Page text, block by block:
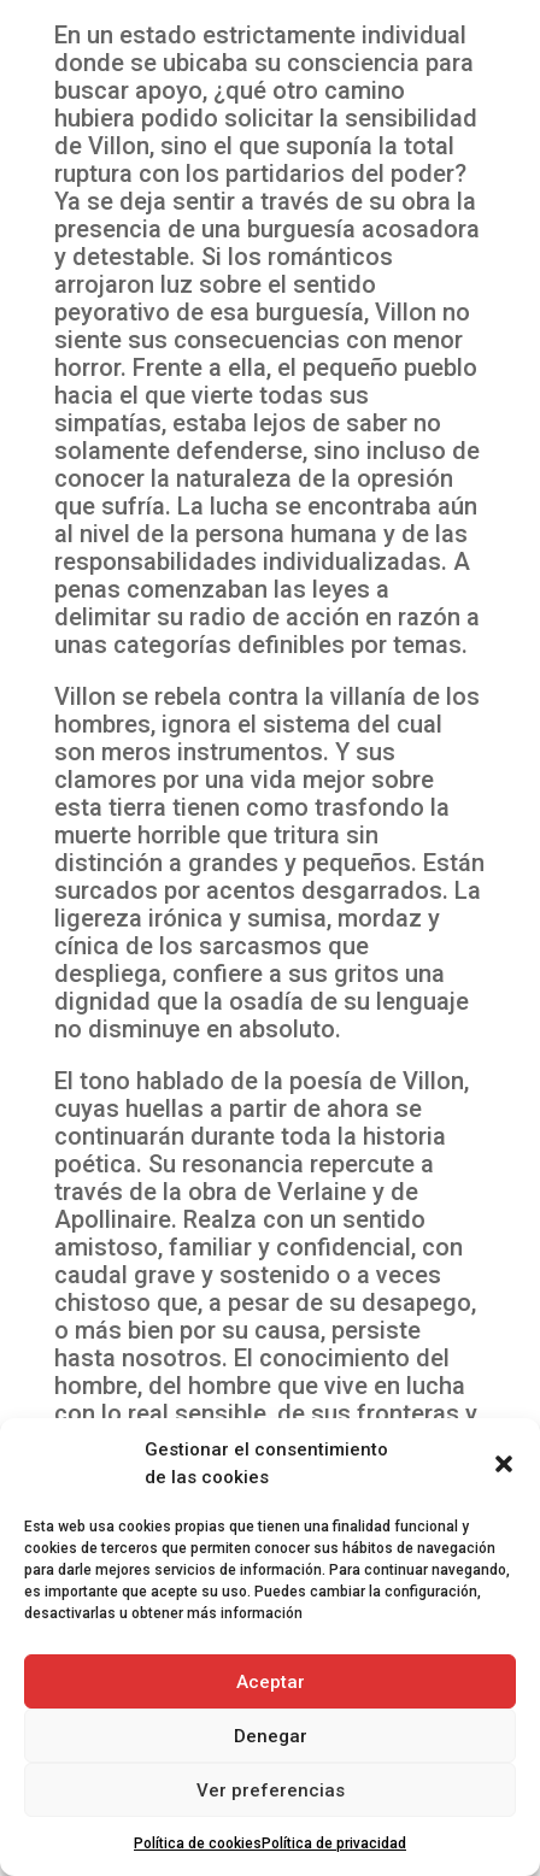
Gestionar el consentimiento
de las cookies
Esta web usa cookies propias que tienen una finalidad funcional y
cookies de terceros que permiten conocer sus hábitos de navegación
para darle mejores servicios de información. Para continuar navegando,
es importante que acepte su uso. Puedes cambiar la configuración,
desactivarlas u obtener más información
Aceptar
Denegar
Ver preferencias
Política de cookies Política de privacidad
En un estado estrictamente individual
donde se ubicaba su consciencia para
buscar apoyo, ¿qué otro camino
hubiera podido solicitar la sensibilidad
de Villon, sino el que suponía la total
ruptura con los partidarios del poder?
Ya se deja sentir a través de su obra la
presencia de una burguesía acosadora
y detestable. Si los románticos
arrojaron luz sobre el sentido
peyorativo de esa burguesía, Villon no
siente sus consecuencias con menor
horror. Frente a ella, el pequeño pueblo
hacia el que vierte todas sus
simpatías, estaba lejos de saber no
solamente defenderse, sino incluso de
conocer la naturaleza de la opresión
que sufría. La lucha se encontraba aún
al nivel de la persona humana y de las
responsabilidades individualizadas. A
penas comenzaban las leyes a
delimitar su radio de acción en razón a
unas categorías definibles por temas.
Villon se rebela contra la villanía de los
hombres, ignora el sistema del cual
son meros instrumentos. Y sus
clamores por una vida mejor sobre
esta tierra tienen como trasfondo la
muerte horrible que tritura sin
distinción a grandes y pequeños. Están
surcados por acentos desgarrados. La
ligereza irónica y sumisa, mordaz y
cínica de los sarcasmos que
despliega, confiere a sus gritos una
dignidad que la osadía de su lenguaje
no disminuye en absoluto.
El tono hablado de la poesía de Villon,
cuyas huellas a partir de ahora se
continuarán durante toda la historia
poética. Su resonancia repercute a
través de la obra de Verlaine y de
Apollinaire. Realza con un sentido
amistoso, familiar y confidencial, con
caudal grave y sostenido o a veces
chistoso que, a pesar de su desapego,
o más bien por su causa, persiste
hasta nosotros. El conocimiento del
hombre, del hombre que vive en lucha
con lo real sensible, de sus fronteras y
de su entendimiento señalan el fin de
la gratuidad en poesía. El hecho de la
incorporado al espíritu del poeta, sino
que se convierte él mismo en materia
poética. Fusiona en una unidad
dramática sentido y signo, el punto de
crea un nuevo objeto, una nueva
realidad emanada de la realidad
circundante se sitúa entre los objetos
Con cada poeta se cuestiona la poesía.
transformándose, no menos persigue,